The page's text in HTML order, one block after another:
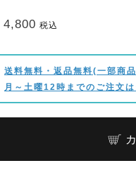
4,800 税込
送料無料・返品無料(一部商
月～土曜12時までのご注文